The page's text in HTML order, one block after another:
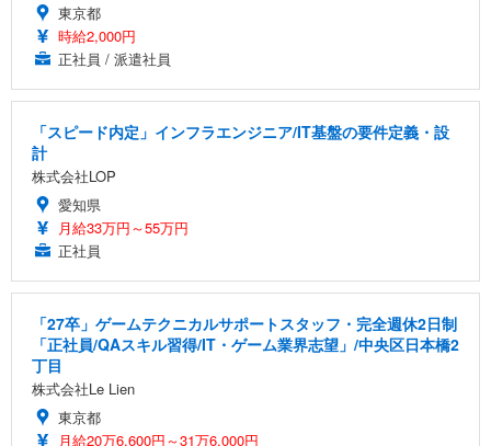
東京都
時給2,000円
正社員 / 派遣社員
「スピード内定」インフラエンジニア/IT基盤の要件定義・設
計
株式会社LOP
愛知県
月給33万円～55万円
正社員
「27卒」ゲームテクニカルサポートスタッフ・完全週休2日制
「正社員/QAスキル習得/IT・ゲーム業界志望」/中央区日本橋2
丁目
株式会社Le Lien
東京都
月給20万6,600円～31万6,000円